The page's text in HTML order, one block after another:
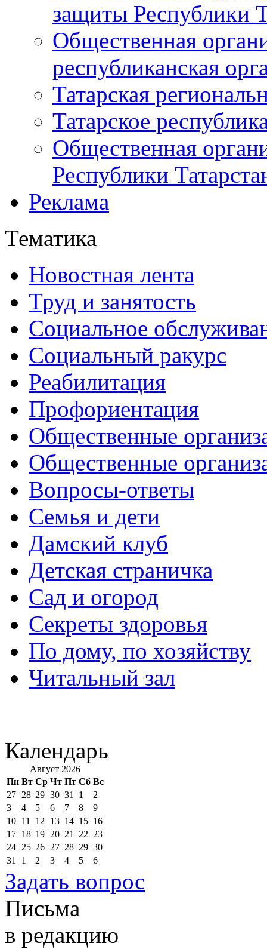
защиты Республики
Общественная
республиканская
Татарская
Татарское
Общественная
Республики
Реклама
Тематика
Новостная лента
Труд и занятость
Социальное
Социальный ракурс
Реабилитация
Профориентация
Общественные
Общественные
Вопросы-ответы
Семья и дети
Дамский клуб
Детская страничка
Сад и огород
Секреты здоровья
По дому, по хозяйству
Читальный зал
Календарь
Август 2026
Пн Вт Ср Чт Пт Сб Вс
27 28 29 30 31 1
2
3
4 5 6 7 8
9
10 11 12 13 14 15 16
17 18 19 20 21 22 23
24 25 26 27 28 29 30
31
1 2 3 4 5 6
Задать вопрос
Письма
в редакцию